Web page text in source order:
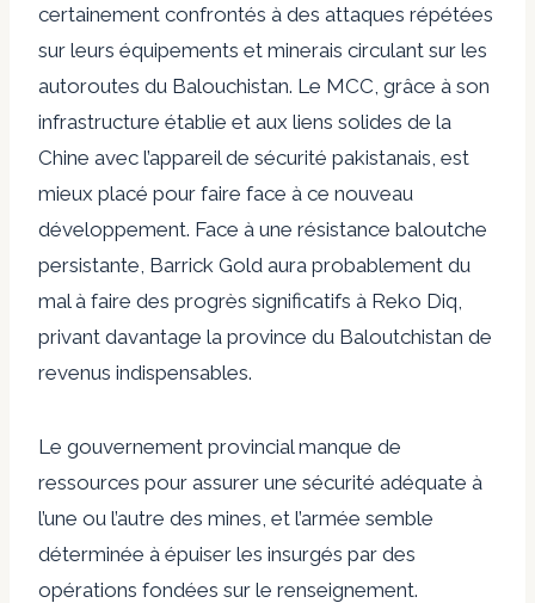
certainement confrontés à des attaques répétées
sur leurs équipements et minerais circulant sur les
autoroutes du Balouchistan. Le MCC, grâce à son
infrastructure établie et aux liens solides de la
Chine avec l’appareil de sécurité pakistanais, est
mieux placé pour faire face à ce nouveau
développement. Face à une résistance baloutche
persistante, Barrick Gold aura probablement du
mal à faire des progrès significatifs à Reko Diq,
privant davantage la province du Baloutchistan de
revenus indispensables.
Le gouvernement provincial manque de
ressources pour assurer une sécurité adéquate à
l’une ou l’autre des mines, et l’armée semble
déterminée à épuiser les insurgés par des
opérations fondées sur le renseignement.